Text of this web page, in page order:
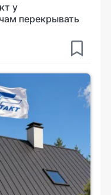
у
перекрывать